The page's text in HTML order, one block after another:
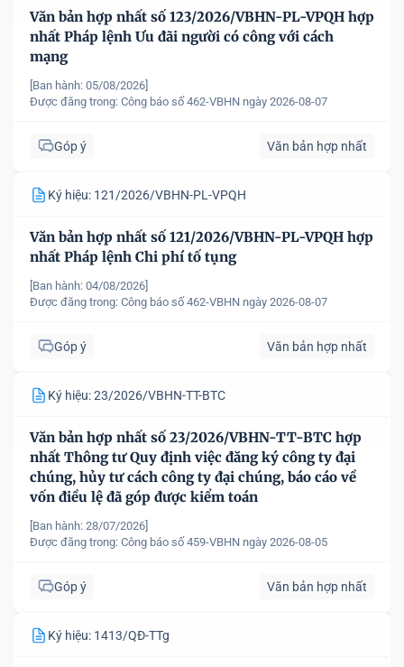
Văn bản hợp nhất số 123/2026/VBHN-PL-VPQH hợp
nhất Pháp lệnh Ưu đãi người có công với cách
mạng
[Ban hành: 05/08/2026]
Được đăng trong: Công báo số 462-VBHN ngày 2026-08-07
Góp ý Văn bản hợp nhất
Ký hiệu: 121/2026/VBHN-PL-VPQH
Văn bản hợp nhất số 121/2026/VBHN-PL-VPQH hợp
nhất Pháp lệnh Chi phí tố tụng
[Ban hành: 04/08/2026]
Được đăng trong: Công báo số 462-VBHN ngày 2026-08-07
Góp ý Văn bản hợp nhất
Ký hiệu: 23/2026/VBHN-TT-BTC
Văn bản hợp nhất số 23/2026/VBHN-TT-BTC hợp
nhất Thông tư Quy định việc đăng ký công ty đại
chúng, hủy tư cách công ty đại chúng, báo cáo về
vốn điều lệ đã góp được kiểm toán
[Ban hành: 28/07/2026]
Được đăng trong: Công báo số 459-VBHN ngày 2026-08-05
Góp ý Văn bản hợp nhất
Ký hiệu: 1413/QĐ-TTg